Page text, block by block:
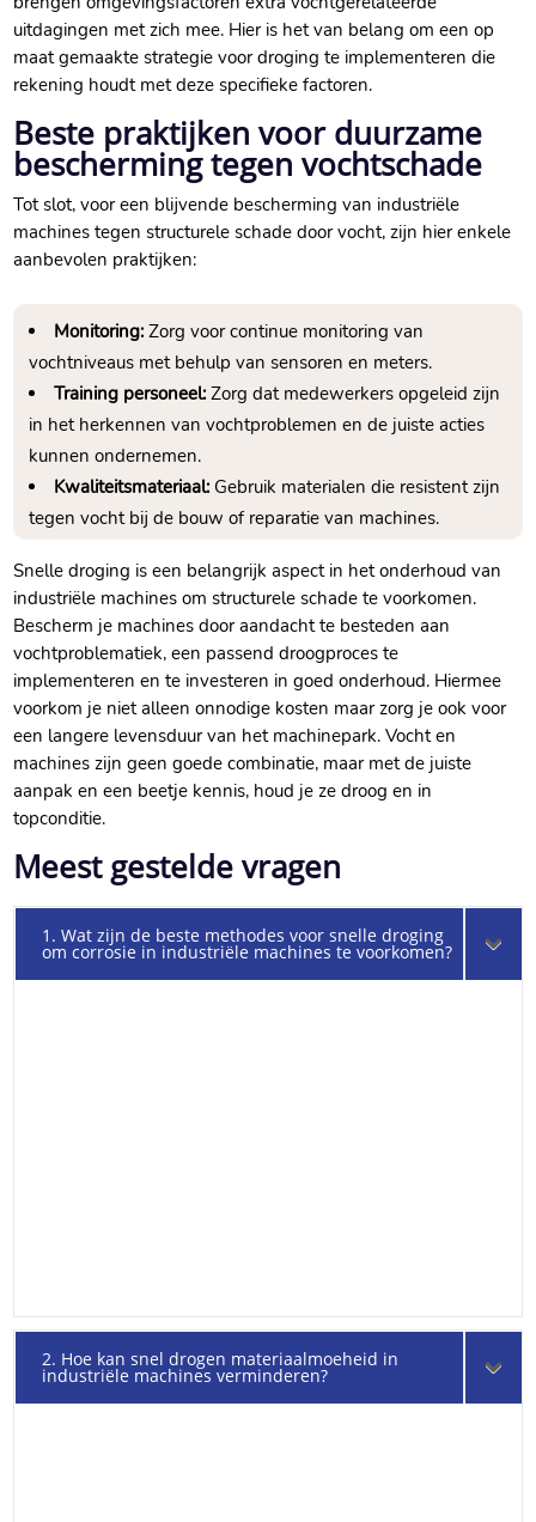
uitdagingen met zich mee.​ Hier is het van belang om een op
maat gemaakte strategie voor droging te implementeren die
rekening houdt met deze specifieke factoren.​
Beste praktijken voor duurzame
bescherming tegen vochtschade
Tot slot, voor een blijvende bescherming van industriële
machines tegen structurele schade door vocht, zijn hier enkele
aanbevolen praktijken:
Monitoring:Zorg voor continue monitoring van
vochtniveaus met behulp van sensoren en meters.​
Training personeel:Zorg dat medewerkers opgeleid zijn
in het herkennen van vochtproblemen en de juiste acties
kunnen ondernemen.​
Kwaliteitsmateriaal:Gebruik materialen die resistent zijn
tegen vocht bij de bouw of reparatie van machines.​
Snelle droging is een belangrijk aspect in het onderhoud van
industriële machines om structurele schade te voorkomen.​
Bescherm je machines door aandacht te besteden aan
vochtproblematiek, een passend droogproces te
implementeren en te investeren in goed onderhoud.​ Hiermee
voorkom je niet alleen onnodige kosten maar zorg je ook voor
een langere levensduur van het machinepark.​ Vocht en
machines zijn geen goede combinatie, maar met de juiste
aanpak en een beetje kennis, houd je ze droog en in
topconditie.​
Meest gestelde vragen
1. Wat zijn de beste methodes voor snelle droging
om corrosie in industriële machines te voorkomen?
2. Hoe kan snel drogen materiaalmoeheid in
industriële machines verminderen?